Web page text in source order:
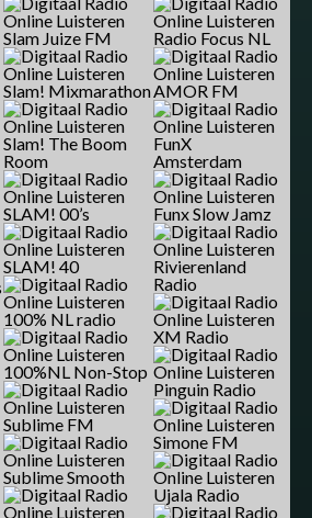
Slam Juize FM
Slam! Mixmarathon
Slam! The Boom
Room
SLAM! 00’s
SLAM! 40
100% NL radio
100%NL Non-Stop
Sublime FM
Sublime Smooth
Radio Focus NL
AMOR FM
FunX
Amsterdam
Funx Slow Jamz
Rivierenland
Radio
XM Radio
Pinguin Radio
Simone FM
Ujala Radio